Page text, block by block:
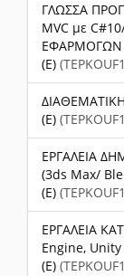
ΓΛΩΣΣΑ
MVC με
ΕΦΑΡΜΟΓΩΝ
(E)
(E)
ΕΡΓΑΛΕΙΑ
(3ds Max/
(E)
ΕΡΓΑΛΕΙΑ
Engine,
(E)